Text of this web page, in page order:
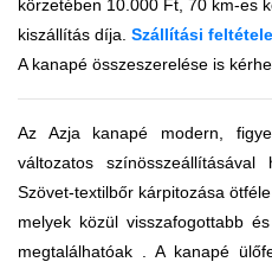
körzetében 10.000 Ft, 70 km-es
kiszállítás díja. Szállítási
A kanapé összeszerelése is
Az Azja kanapé modern,
változatos
Szövet-textilbőr kárpitozása
melyek közül visszafogottabb
megtalálhatóak . A kanapé